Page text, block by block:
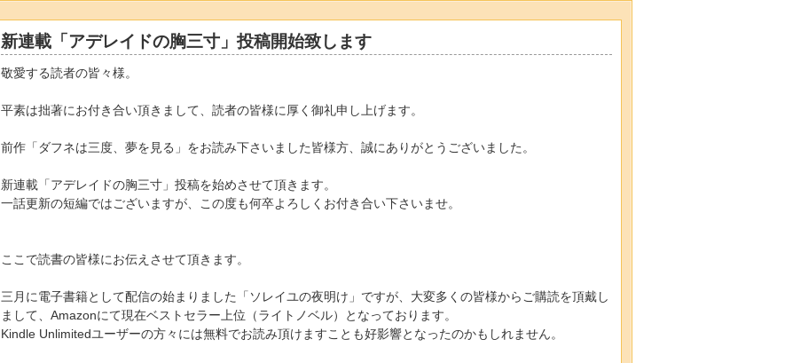
新連載「アデレイドの胸三寸」投稿開始致します
敬愛する読者の皆々様。
平素は拙著にお付き合い頂きまして、読者の皆様に厚く御礼申し上げます。
前作「ダフネは三度、夢を見る」をお読み下さいました皆様方、誠にありがとうございました。
新連載「アデレイドの胸三寸」投稿を始めさせて頂きます。
一話更新の短編ではございますが、この度も何卒よろしくお付き合い下さいませ。
ここで読書の皆様にお伝えさせて頂きます。
三月に電子書籍として配信の始まりました「ソレイユの夜明け」ですが、大変多くの皆様からご購読を頂戴し
まして、Amazonにて現在ベストセラー上位（ライトノベル）となっております。
Kindle Unlimitedユーザーの方々には無料でお読み頂けますことも好影響となったのかもしれません。